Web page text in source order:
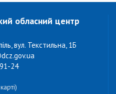
обласний центр
вул. Текстильна, 1Б
24